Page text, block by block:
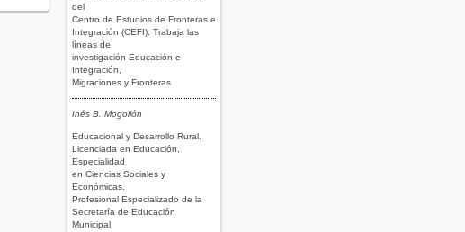
del
Centro de Estudios de Fronteras e
Integración (CEFI). Trabaja las
líneas de
investigación Educación e
Integración,
Migraciones y Fronteras
Inés B. Mogollón
Educacional y Desarrollo Rural.
Licenciada en Educación,
Especialidad
en Ciencias Sociales y
Económicas.
Profesional Especializado de la
Secretaría de Educación
Municipal